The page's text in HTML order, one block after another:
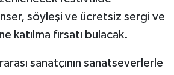
söyleşi ve ücretsiz sergi ve
katılma fırsatı bulacak.
sanatçının sanatseverlerle